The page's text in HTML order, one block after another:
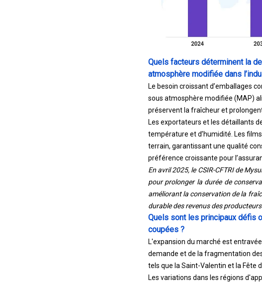
Quels facteurs déterminent la
atmosphère modifiée dans
Le besoin croissant d’emballages
sous atmosphère modifiée (MAP)
préservent la fraîcheur et
Les exportateurs et les détaillants
température et d’humidité. Les
terrain, garantissant une qualité
préférence croissante pour
En avril 2025, le CSIR-CFTRI de
pour prolonger la durée de
améliorant la conservation de la
durable des revenus des
Quels sont les principaux défis
coupées ?
L'expansion du marché est
demande et de la fragmentation
tels que la Saint-Valentin et la Fête
Les variations dans les régions